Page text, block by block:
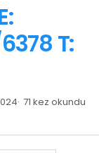
T:
71 kez okundu